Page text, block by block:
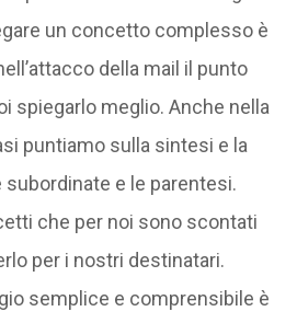
un concetto complesso è
della mail il punto
spiegarlo meglio. Anche nella
puntiamo sulla sintesi e la
e le parentesi.
che per noi sono scontati
per i nostri destinatari.
semplice e comprensibile è